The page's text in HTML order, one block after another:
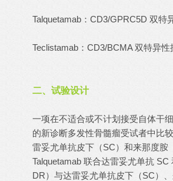
Talquetamab：CD3/GPRC5D 双特
Teclistamab：CD3/BCMA 双特异性
二、试验设计
一项在不适合或不计划接受自体干
的新诊断多发性骨髓瘤受试者中比
雷妥尤单抗皮下（SC）和来那度胺
Talquetamab 联合达雷妥尤单抗 SC
DR）与达雷妥尤单抗皮下（SC）